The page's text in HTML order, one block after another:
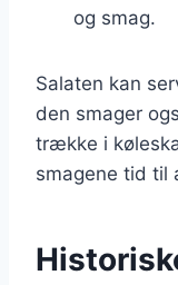
og smag.
Salaten kan
den smager
trække i
smagene tid til